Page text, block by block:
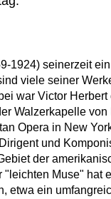
1924) seinerzeit
viele seiner
war Victor
Walzerkapelle
Opera in New
und
der
"leichten Muse" hat
etwa ein